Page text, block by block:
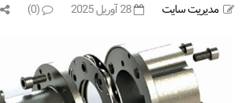
مدیریت سایت (0)